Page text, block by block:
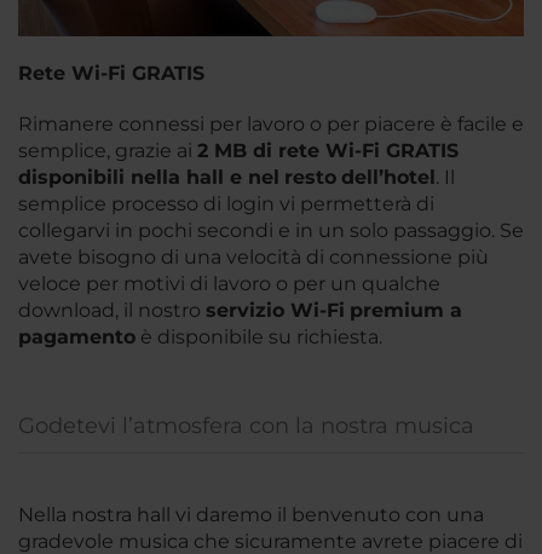
Rete Wi-Fi GRATIS
Rimanere connessi per lavoro o per piacere è facile e
semplice, grazie ai 2 MB di rete Wi-Fi GRATIS
disponibili nella hall e nel resto dell’hotel. Il
semplice processo di login vi permetterà di
collegarvi in pochi secondi e in un solo passaggio. Se
avete bisogno di una velocità di connessione più
veloce per motivi di lavoro o per un qualche
download, il nostro servizio Wi-Fi premium a
pagamento è disponibile su richiesta.
Godetevi l’atmosfera con la nostra musica
Nella nostra hall vi daremo il benvenuto con una
gradevole musica che sicuramente avrete piacere di